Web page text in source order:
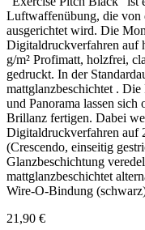
Luftwaffenübung, die von
ausgerichtet wird. Die
Digitaldruckverfahren auf
g/m² Profimatt, holzfrei,
gedruckt. In der
mattglanzbeschichtet .
und Panorama lassen
Brillanz fertigen. Dabei
Digitaldruckverfahren auf
(Crescendo, einseitig
Glanzbeschichtung
mattglanzbeschichtet
Wire-O-Bindung
21,90 €